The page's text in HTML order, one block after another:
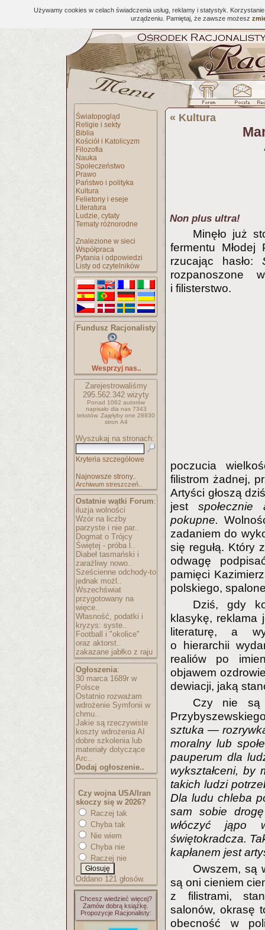
Używamy cookies w celach świadczenia usług, reklamy i statystyk.
urządzeniu. Pamiętaj, że zawsze możesz
Światopogląd
Religie i sekty
Biblia
Kościół i Katolicyzm
Filozofia
Nauka
Społeczeństwo
Prawo
Państwo i polityka
Kultura
Felietony i eseje
Literatura
Ludzie, cytaty
Tematy różnorodne
Znalezione w sieci
Współpraca
Pytania i odpowiedzi
Listy od czytelników
Fundusz Racjonalisty
Wesprzyj nas..
Zarejestrowaliśmy
295.562.342 wizyty
Ponad 1062 autorów
napisało dla nas 7343
tekstów. Zajęłyby one 28930
stron A4
Wyszukaj na stronach:
Kryteria szczegółowe
Najnowsze strony..
Archiwum streszczeń..
Ostatnie wątki Forum:
iluzja wolności
Wzór na liczby
parzyste i nie par..
Dogmat o Trójcy
Świętej - próba l..
Diabeł tasmański i
zaraźliwy nowo..
Sześcienne odchody-to
jednak możl..
Wszechświat
przygotowany na
więce..
Własność, podatki i
kryzys: syste..
Football i "okolice"
oraz aktorst..
zakazane jabłko z raju
Ogłoszenia:
30 marca 1689r w
Polsce
Ostatnio rozważam
wdrożenie Symfonii w
chmu..
Jakie są rzeczywiste
koszty wdrożenia AI
dobre szkolenia lub
materiały dotyczące
Arc..
Dodaj ogłoszenie..
Czy wojna USA/Iran
skoczy się w 2026?
Raczej tak
Chyba tak
Nie wiem
Chyba nie
Raczej nie
Oddano 121 głosów.
Chcesz wiedzieć więcej?
Zamów dobrą książkę.
Propozycje Racjonalisty:
« Kultura
Non plus ultra!
Minęło już
fermentu Młodej
rzucając hasło:
rozpanoszone
i filisterstwo.
poczucia
filistrom żadnej,
Artyści głoszą
jest społecznie
pokupne.
zadaniem do
się regułą. Który
odwagę
pamięci
polskiego,
Dziś, gdy
klasykę, reklama
literaturę, a
o hierarchii
realiów po
objawem
dewiacji, jaką
Czy nie są
sztuka —
moralny lub
pauperum dla
wykształceni,
takich ludzi
Dla ludu chleba
sam sobie
włóczyć jąpo
świętokradcza.
kapłanem jest
Owszem, są
są oni cieniem
z filistrami,
salonów, okrasę
obecność w